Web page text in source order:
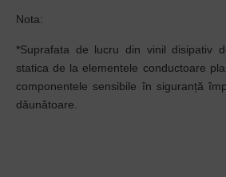
Nota:
*Suprafata de lucru din vinil disipativ
statica de la elementele conductoare
componentele sensibile în siguranță
dăunătoare.